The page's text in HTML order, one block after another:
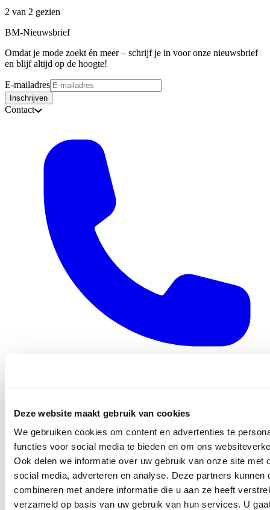
Deze website maakt gebruik van cookies
We gebruiken cookies om content en advertenties te
functies voor social media te bieden en om ons
Ook delen we informatie over uw gebruik van onze site met
social media, adverteren en analyse. Deze partners kunnen
combineren met andere informatie die u aan ze heeft
verzameld op basis van uw gebruik van hun services. U
2 van 2 gezien
BM-Nieuwsbrief
Omdat je mode zoekt én meer – schrijf je in voor onze nieuwsbrief
en blijf altijd op de hoogte!
E-mailadres
Inschrijven
Contact